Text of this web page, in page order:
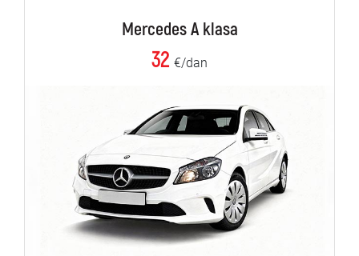
Mercedes A klasa
32 €/dan